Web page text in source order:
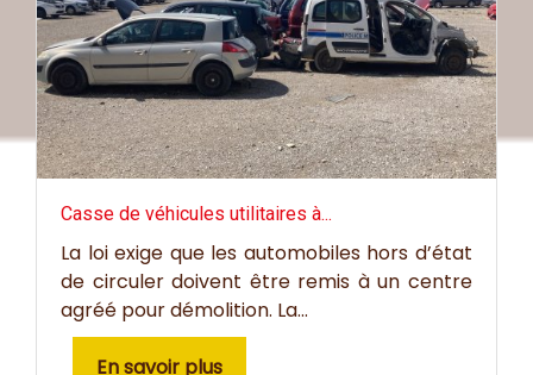
Casse de véhicules utilitaires à...
La loi exige que les automobiles hors d’état
de circuler doivent être remis à un centre
agréé pour démolition. La...
En savoir plus